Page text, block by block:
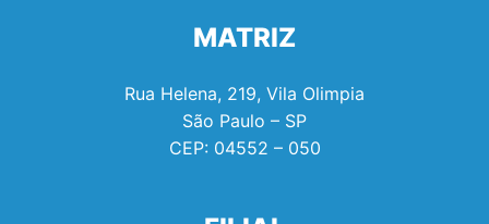
MATRIZ
Rua Helena, 219, Vila Olimpia
São Paulo – SP
CEP: 04552 – 050